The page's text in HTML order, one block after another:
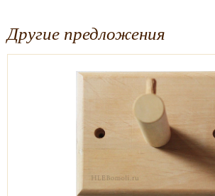
Другие предложения